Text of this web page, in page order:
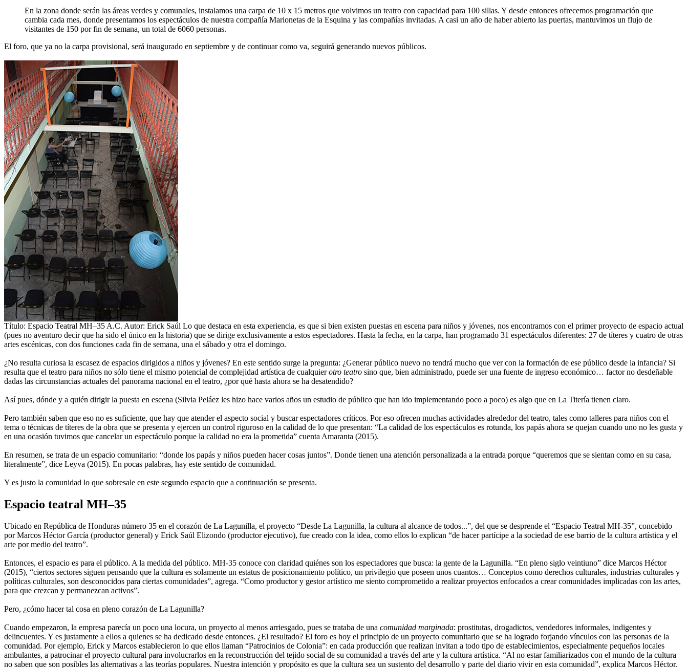
En la zona donde serán las áreas verdes y comunales, instalamos una carpa de 10 x 15 metros que volvimos un teatro con capacidad para 100 sillas. Y desde entonces ofrecemos programación que
cambia cada mes, donde presentamos los espectáculos de nuestra compañía Marionetas de la Esquina y las compañías invitadas. A casi un año de haber abierto las puertas, mantuvimos un flujo de
visitantes de 150 por fin de semana, un total de 6060 personas.
El foro, que ya no la carpa provisional, será inaugurado en septiembre y de continuar como va, seguirá generando nuevos públicos.
Título: Espacio Teatral MH–35 A.C. Autor: Erick Saúl Lo que destaca en esta experiencia, es que si bien existen puestas en escena para niños y jóvenes, nos encontramos con el primer proyecto de espacio actual
(pues no aventuro decir que ha sido el único en la historia) que se dirige exclusivamente a estos espectadores. Hasta la fecha, en la carpa, han programado 31 espectáculos diferentes: 27 de títeres y cuatro de otras
artes escénicas, con dos funciones cada fin de semana, una el sábado y otra el domingo.
¿No resulta curiosa la escasez de espacios dirigidos a niños y jóvenes? En este sentido surge la pregunta: ¿Generar público nuevo no tendrá mucho que ver con la formación de ese público desde la infancia? Si
resulta que el teatro para niños no sólo tiene el mismo potencial de complejidad artística de cualquierotro teatro sino que, bien administrado, puede ser una fuente de ingreso económico… factor no desdeñable
dadas las circunstancias actuales del panorama nacional en el teatro, ¿por qué hasta ahora se ha desatendido?
Así pues, dónde y a quién dirigir la puesta en escena (Silvia Peláez les hizo hace varios años un estudio de público que han ido implementando poco a poco) es algo que en La Titería tienen claro.
Pero también saben que eso no es suficiente, que hay que atender el aspecto social y buscar espectadores críticos. Por eso ofrecen muchas actividades alrededor del teatro, tales como talleres para niños con el
tema o técnicas de títeres de la obra que se presenta y ejercen un control riguroso en la calidad de lo que presentan: “La calidad de los espectáculos es rotunda, los papás ahora se quejan cuando uno no les gusta y
en una ocasión tuvimos que cancelar un espectáculo porque la calidad no era la prometida” cuenta Amaranta (2015).
En resumen, se trata de un espacio comunitario: “donde los papás y niños pueden hacer cosas juntos”. Donde tienen una atención personalizada a la entrada porque “queremos que se sientan como en su casa,
literalmente”, dice Leyva (2015). En pocas palabras, hay este sentido de comunidad.
Y es justo la comunidad lo que sobresale en este segundo espacio que a continuación se presenta.
Espacio teatral MH–35
Ubicado en República de Honduras número 35 en el corazón de La Lagunilla, el proyecto “Desde La Lagunilla, la cultura al alcance de todos...”, del que se desprende el “Espacio Teatral MH-35”, concebido
por Marcos Héctor García (productor general) y Erick Saúl Elizondo (productor ejecutivo), fue creado con la idea, como ellos lo explican “de hacer partícipe a la sociedad de ese barrio de la cultura artística y el
arte por medio del teatro”.
Entonces, el espacio es para el público. A la medida del público. MH-35 conoce con claridad quiénes son los espectadores que busca: la gente de la Lagunilla. “En pleno siglo veintiuno” dice Marcos Héctor
(2015), “ciertos sectores siguen pensando que la cultura es solamente un estatus de posicionamiento político, un privilegio que poseen unos cuantos… Conceptos como derechos culturales, industrias culturales y
políticas culturales, son desconocidos para ciertas comunidades”, agrega. “Como productor y gestor artístico me siento comprometido a realizar proyectos enfocados a crear comunidades implicadas con las artes,
para que crezcan y permanezcan activos”.
Pero, ¿cómo hacer tal cosa en pleno corazón de La Lagunilla?
Cuando empezaron, la empresa parecía un poco una locura, un proyecto al menos arriesgado, pues se trataba de una comunidad marginada: prostitutas, drogadictos, vendedores informales, indigentes y
delincuentes. Y es justamente a ellos a quienes se ha dedicado desde entonces. ¿El resultado? El foro es hoy el principio de un proyecto comunitario que se ha logrado forjando vínculos con las personas de la
comunidad. Por ejemplo, Erick y Marcos establecieron lo que ellos llaman “Patrocinios de Colonia”: en cada producción que realizan invitan a todo tipo de establecimientos, especialmente pequeños locales
ambulantes, a patrocinar el proyecto cultural para involucrarlos en la reconstrucción del tejido social de su comunidad a través del arte y la cultura artística. “Al no estar familiarizados con el mundo de la cultura
no saben que son posibles las alternativas a las teorías populares. Nuestra intención y propósito es que la cultura sea un sustento del desarrollo y parte del diario vivir en esta comunidad”, explica Marcos Héctor.